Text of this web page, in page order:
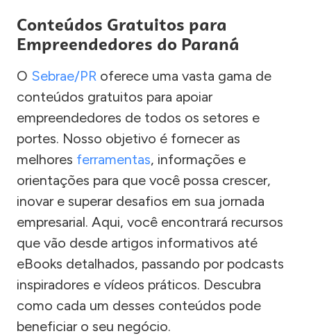
Conteúdos Gratuitos para
Empreendedores do Paraná
O Sebrae/PR oferece uma vasta gama de
conteúdos gratuitos para apoiar
empreendedores de todos os setores e
portes. Nosso objetivo é fornecer as
melhores ferramentas, informações e
orientações para que você possa crescer,
inovar e superar desafios em sua jornada
empresarial. Aqui, você encontrará recursos
que vão desde artigos informativos até
eBooks detalhados, passando por podcasts
inspiradores e vídeos práticos. Descubra
como cada um desses conteúdos pode
beneficiar o seu negócio.